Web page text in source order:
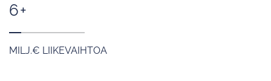
6+
MILJ.€ LIIKEVAIHTOA